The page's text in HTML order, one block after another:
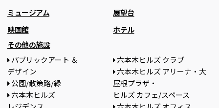
ミュージアム
映画館
展望台
ホテル
その他の施設
パブリックアート ＆
デザイン
公園/散策路/緑
六本木ヒルズ
六本木ヒルズ クラブ
六本木ヒルズ アリーナ・大
屋根プラザ・
ヒルズ カフェ/スペース